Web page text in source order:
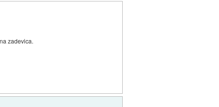
zadevica.